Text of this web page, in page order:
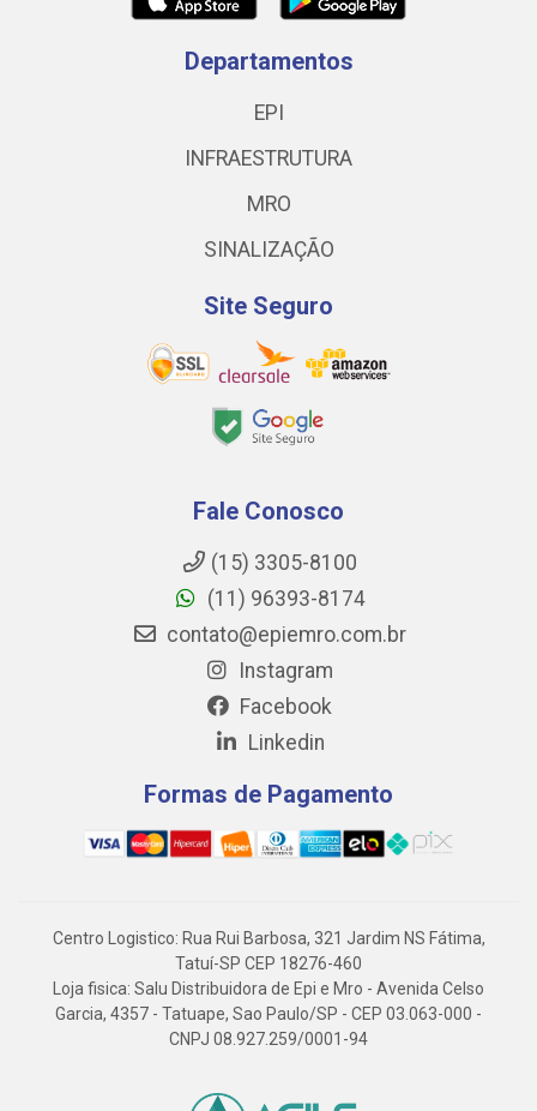
Departamentos
EPI
INFRAESTRUTURA
MRO
SINALIZAÇÃO
Site Seguro
Fale Conosco
(15) 3305-8100
(11) 96393-8174
contato@epiemro.com.br
Instagram
Facebook
Linkedin
Formas de Pagamento
Centro Logistico: Rua Rui Barbosa, 321 Jardim NS Fátima,
Tatuí-SP CEP 18276-460
Loja fisica: Salu Distribuidora de Epi e Mro - Avenida Celso
Garcia, 4357 - Tatuape, Sao Paulo/SP - CEP 03.063-000 -
CNPJ 08.927.259/0001-94